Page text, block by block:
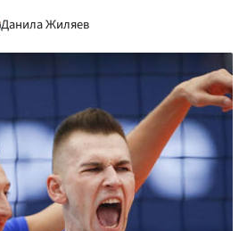
Данила Жиляев